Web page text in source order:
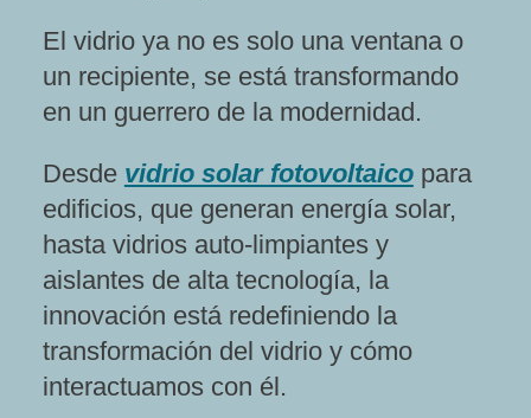
El vidrio ya no es solo una ventana o
un recipiente, se está transformando
en un guerrero de la modernidad.
Desde vidrio solar fotovoltaicopara
edificios, que generan energía solar,
hasta vidrios auto-limpiantes y
aislantes de alta tecnología, la
innovación está redefiniendo la
transformación del vidrio y cómo
interactuamos con él.